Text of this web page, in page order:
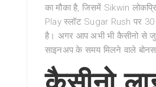
का मौका है, जिसमें Sikwin
Play स्लॉट Sugar Rush पर 30
है। अगर आप अभी भी कैसीनो से
साइनअप के समय मिलने वाले